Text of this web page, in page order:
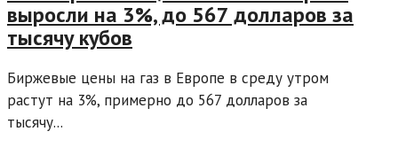
выросли на 3%, до 567 долларов за
тысячу кубов
Биржевые цены на газ в Европе в среду утром
растут на 3%, примерно до 567 долларов за
тысячу...